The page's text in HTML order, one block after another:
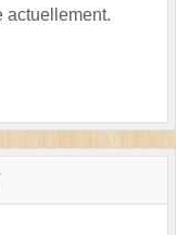
actuellement.